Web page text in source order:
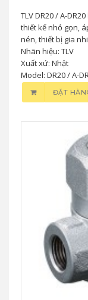
TLV DR20 / A-
thiết kế nhỏ gọn,
nén, thiết bị gia
Nhãn hiệu: TLV
Xuất xứ: Nhật
Model: DR20 / A-
ĐẶT